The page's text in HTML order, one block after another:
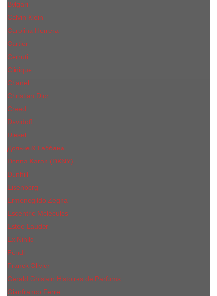
Bvlgari
Calvin Klein
Carolina Herrera
Cartier
Cerruti
Сliniquе
Chanel
Christian Dior
Creed
Davidoff
Diesel
Дольче & Габбана
Donna Karan (DKNY)
Dunhill
Eisenberg
Ermenegildo Zegna
Escentric Molecules
Еsteе Lаudеr
Ex Nihilo
Fendi
Franck Olivier
Gerald Ghislain Histoires de Parfums
Gianfranco Ferre